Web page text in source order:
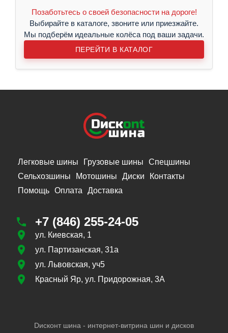
Позаботьтесь о своей безопасности на дороге!
Выбирайте в каталоге, звоните или приезжайте.
Мы подберём идеальные колёса под ваши задачи.
ПЕРЕЙТИ В КАТАЛОГ
Легковые шины Грузовые шины
Спецшины
Сельхозшины
Мотошины Диски
Контакты
Помощь Оплата Доставка
+7 (846) 255-24-05
ул. Киевская, 1
ул. Партизанская, 31а
ул. Львовская, уч5
Красный Яр, ул. Придорожная, 3А
Dисконт шина - интернет-витрина шин и дисков